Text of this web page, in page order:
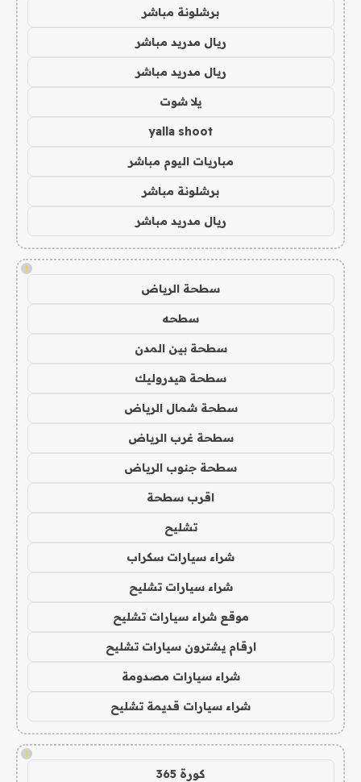
برشلونة مباشر
ريال مدريد مباشر
ريال مدريد مباشر
يلا شوت
yalla shoot
مباريات اليوم مباشر
برشلونة مباشر
ريال مدريد مباشر
!
سطحة الرياض
سطحه
سطحة بين المدن
سطحة هيدروليك
سطحة شمال الرياض
سطحة غرب الرياض
سطحة جنوب الرياض
اقرب سطحة
تشليح
شراء سيارات سكراب
شراء سيارات تشليح
موقع شراء سيارات تشليح
ارقام يشترون سيارات تشليح
شراء سيارات مصدومة
شراء سيارات قديمة تشليح
!
كورة 365